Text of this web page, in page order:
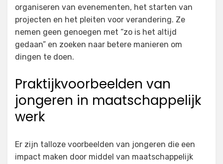
organiseren van evenementen, het starten van
projecten en het pleiten voor verandering. Ze
nemen geen genoegen met “zo is het altijd
gedaan” en zoeken naar betere manieren om
dingen te doen.
Praktijkvoorbeelden van
jongeren in maatschappelijk
werk
Er zijn talloze voorbeelden van jongeren die een
impact maken door middel van maatschappelijk